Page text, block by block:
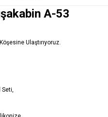
A-53
Ulaştırıyoruz.
Seti,